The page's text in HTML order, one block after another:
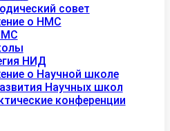
совет
о НМС
НИД
о Научной школе
Научных школ
конференции